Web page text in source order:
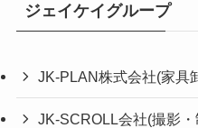
ジェイケイグループ
JK-PLAN株式会社(家具
JK-SCROLL会社(撮影